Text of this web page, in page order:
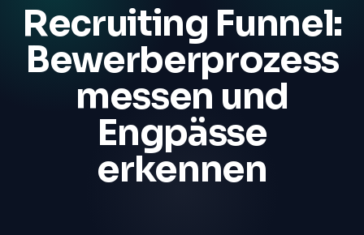
Recruiting Funnel:
Bewerberprozess
messen und
Engpässe
erkennen